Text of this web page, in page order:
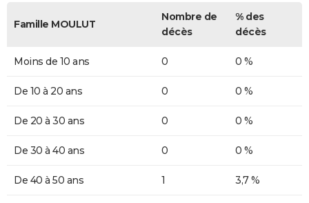
Famille MOULUT
Nombre de
décès
% des
décès
Moins de 10 ans 0 0 %
De 10 à 20 ans 0 0 %
De 20 à 30 ans 0 0 %
De 30 à 40 ans 0 0 %
De 40 à 50 ans 1 3,7 %